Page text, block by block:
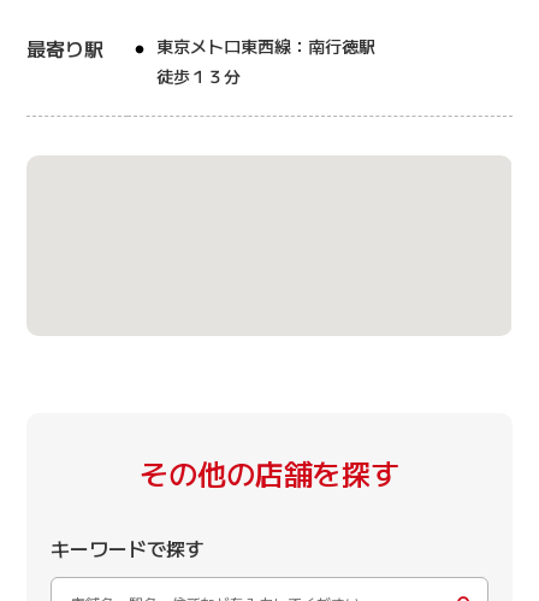
最寄り駅
東京メトロ東西線：南行徳駅
徒歩１３分
その他の店舗を探す
キーワードで探す